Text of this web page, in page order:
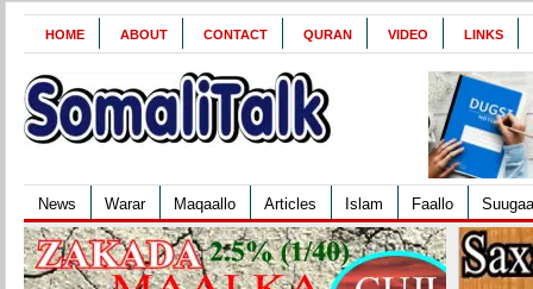
HOME ABOUT CONTACT QURAN VIDEO LINKS
News Warar Maqaallo Articles Islam Faallo